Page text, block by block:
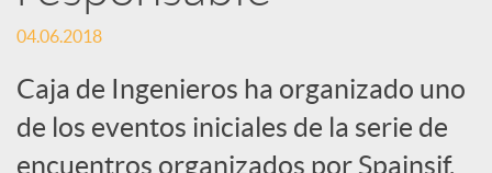
S
o
c
04.06.2018
Caja de Ingenieros ha organizado uno
de los eventos iniciales de la serie de
encuentros organizados por Spainsif.